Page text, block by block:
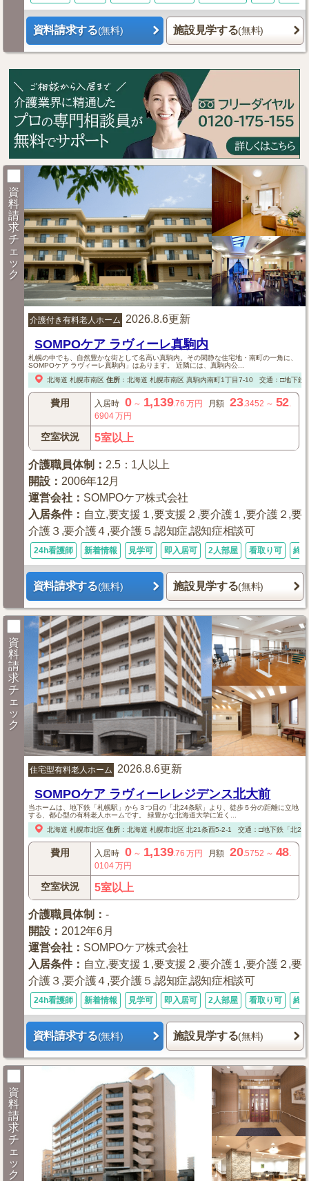
資料請求する(無料) 施設見学する(無料)
資
料
請
求
チ
ェ
ッ
ク
介護付き有料老人ホーム 2026.8.6更新
SOMPOケア ラヴィーレ真駒内
札幌の中でも、自然豊かな街として名高い真駒内。その閑静な住宅地・南町の一角に、
SOMPOケア ラヴィーレ真駒内」はあります。 近隣には、真駒内公...
北海道 札幌市南区 住所： 北海道 札幌市南区真駒内南町1丁目7-10 交通：□地下鉄
費用 入居時 0～ 1,139.76 万円 月額 23.3452 ～ 52
6904万円
空室状況 5室以上
介護職員体制 ： 2.5：1人以上
開設 ： 2006年12月
運営会社 ： SOMPOケア株式会社
入居条件： 自立,要支援１,要支援２,要介護１,要介護２,要
介護３,要介護４,要介護５,認知症,認知症相談可
24h看護師 新着情報 見学可 即入居可 2人部屋 看取り可 終
資料請求する(無料) 施設見学する(無料)
資
料
請
求
チ
ェ
ッ
ク
住宅型有料老人ホーム 2026.8.6更新
SOMPOケア ラヴィーレレジデンス北大前
当ホームは、地下鉄「札幌駅」から３つ目の「北24条駅」より、徒歩５分の距離に立地
する、都心型の有料老人ホームです。 緑豊かな北海道大学に近く...
北海道 札幌市北区 住所： 北海道 札幌市北区北21条西5-2-1 交通：□地下鉄「北24
費用 入居時 0～ 1,139.76 万円 月額 20.5752 ～ 48.
0104万円
空室状況 5室以上
介護職員体制 ：-
開設 ： 2012年6月
運営会社 ： SOMPOケア株式会社
入居条件： 自立,要支援１,要支援２,要介護１,要介護２,要
介護３,要介護４,要介護５,認知症,認知症相談可
24h看護師 新着情報 見学可 即入居可 2人部屋 看取り可 終
資料請求する(無料) 施設見学する(無料)
資
料
請
求
チ
ェ
ッ
ク